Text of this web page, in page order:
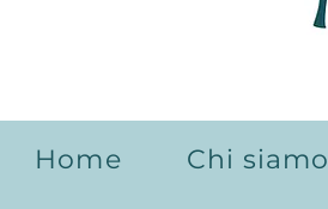
Home Chi siamo